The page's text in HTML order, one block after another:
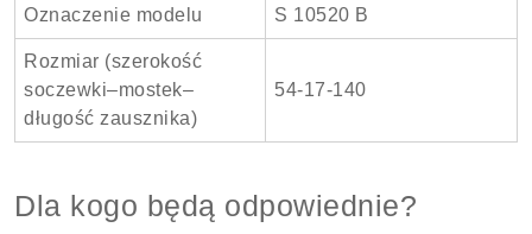
Oznaczenie modelu S 10520 B
Rozmiar (szerokość
soczewki–mostek–
długość zausznika)
54-17-140
Dla kogo będą odpowiednie?